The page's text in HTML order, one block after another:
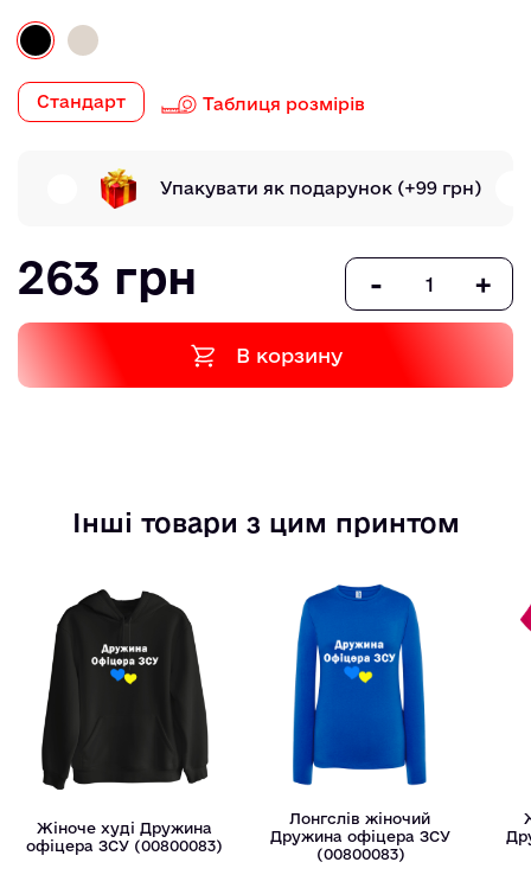
Стандарт Таблиця розмірів
Упакувати як подарунок (+99 грн)
263 грн - +
В корзину
Інші товари з цим принтом
Жіноче худі Дружина
офіцера ЗСУ (00800083)
Лонгслів жіночий
Дружина офіцера ЗСУ
(00800083)